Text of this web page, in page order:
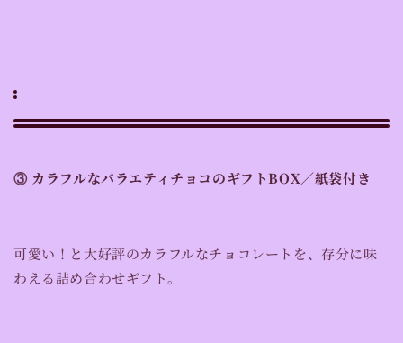
③ カラフルなバラエティチョコのギフトBOX／紙袋付き
可愛い！と大好評のカラフルなチョコレートを、存分に味
わえる詰め合わせギフト。